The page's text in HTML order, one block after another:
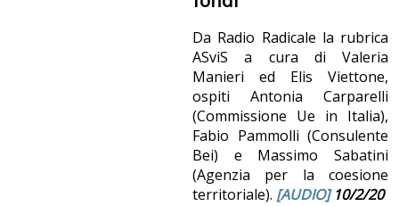
Da Radio Radicale la rubrica
ASviS a cura di Valeria
Manieri ed Elis Viettone,
ospiti Antonia Carparelli
(Commissione Ue in Italia),
Fabio Pammolli (Consulente
Bei) e Massimo Sabatini
(Agenzia per la coesione
territoriale). [AUDIO] 10/2/20